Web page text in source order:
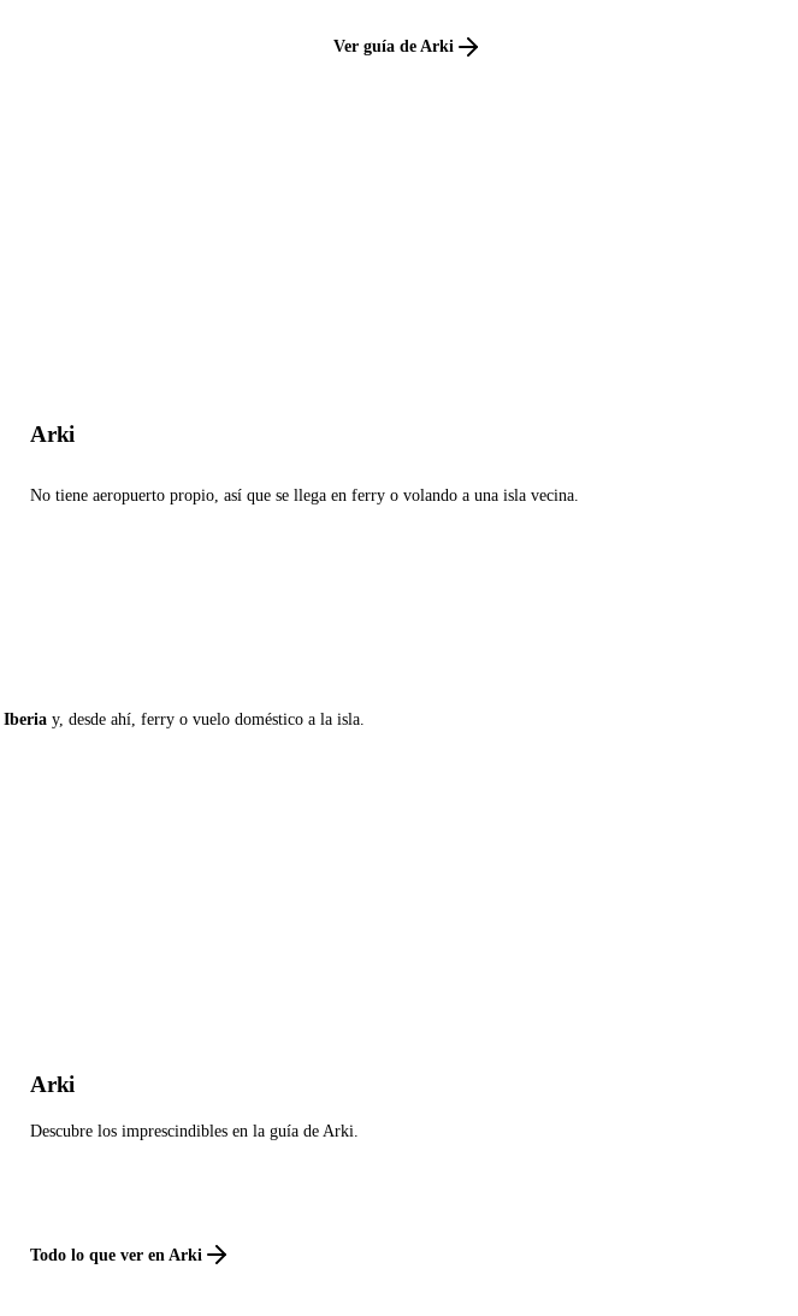
Ver guía de Arki
Arki
No tiene aeropuerto propio, así que se llega en ferry o volando a una isla vecina.
Iberia y, desde ahí, ferry o vuelo doméstico a la isla.
Arki
Descubre los imprescindibles en la guía de Arki.
Todo lo que ver en Arki